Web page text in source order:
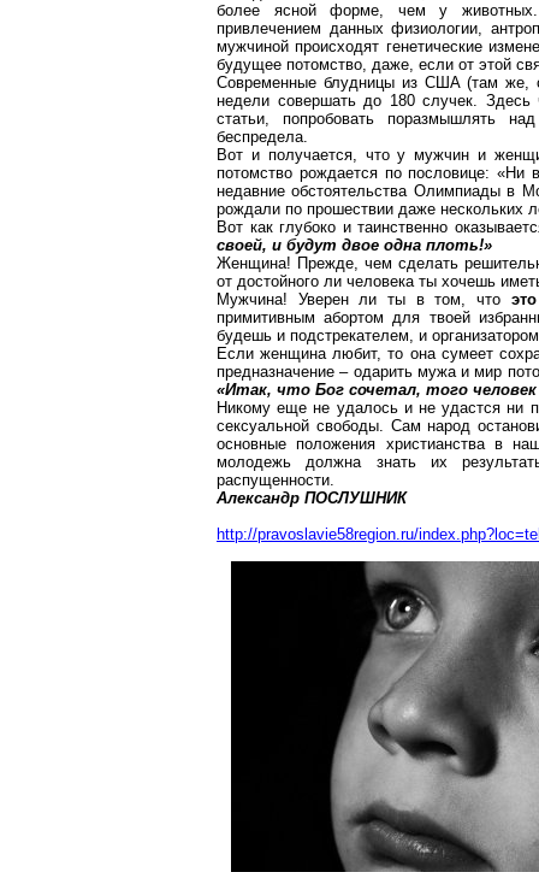
более ясной форме, чем у
привлечением данных физиологии,
мужчиной происходят генетические
будущее потомство, даже, если от этой
Современные блудницы из США (там же,
недели совершать до 180 случек. Здесь
статьи, попробовать поразмышлять
беспредела.
Вот и получается, что у мужчин и
потомство рождается по пословице:
недавние обстоятельства Олимпиады в
рождали по прошествии даже нескольких
Вот как глубоко и таинственно
своей, и будут двое одна плоть!»
Женщина! Прежде, чем сделать
от достойного ли человека ты хочешь
Мужчина! Уверен ли ты в том, что
примитивным абортом для твоей
будешь и подстрекателем, и
Если женщина любит, то она сумеет
предназначение – одарить мужа и мир
«Итак, что Бог сочетал, того человек
Никому еще не удалось и не удастся ни
сексуальной свободы. Сам народ
основные положения христианства в
молодежь должна знать их
распущенности.
Александр ПОСЛУШНИК
http://pravoslavie58region.ru/